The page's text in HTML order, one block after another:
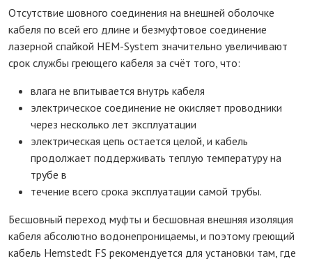
Отсутствие шовного соединения на внешней оболочке
кабеля по всей его длине и безмуфтовое соединение
лазерной спайкой HEM-System значительно увеличивают
срок службы греющего кабеля за счёт того, что:
влага не впитывается внутрь кабеля
электрическое соединение не окисляет проводники
через несколько лет эксплуатации
электрическая цепь остается целой, и кабель
продолжает поддерживать теплую температуру на
трубе в
течение всего срока эксплуатации самой трубы.
Бесшовный переход муфты и бесшовная внешняя изоляция
кабеля абсолютно водонепроницаемы, и поэтому греющий
кабель Hemstedt FS рекомендуется для установки там, где